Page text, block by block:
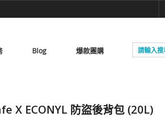
Blog 爆款團購
X ECONYL 防盜後背包 (20L)